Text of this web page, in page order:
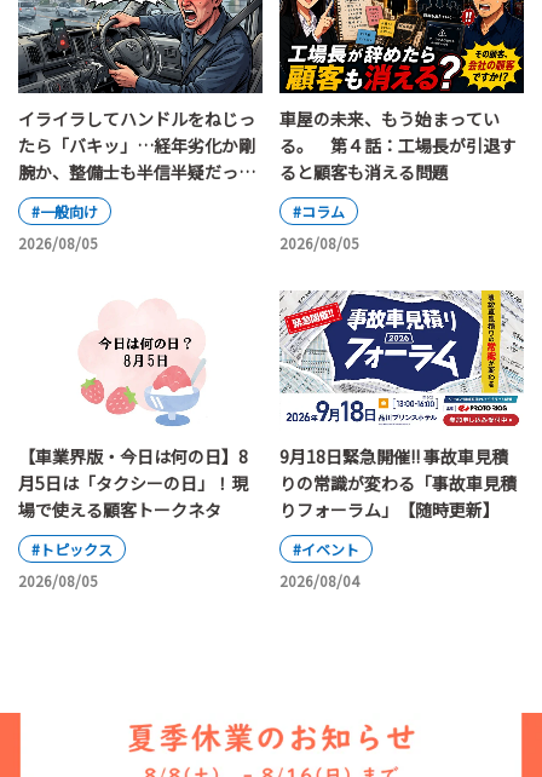
イライラしてハンドルをねじっ
たら「バキッ」…経年劣化か剛
腕か、整備士も半信半疑だった
素手によるハンドル切断事件
#一般向け
2026/08/05
車屋の未来、もう始まってい
る。 第４話：工場長が引退す
ると顧客も消える問題
#コラム
2026/08/05
【車業界版・今日は何の日】8
月5日は「タクシーの日」！現
場で使える顧客トークネタ
#トピックス
2026/08/05
9月18日緊急開催!! 事故車見積
りの常識が変わる「事故車見積
りフォーラム」【随時更新】
#イベント
2026/08/04